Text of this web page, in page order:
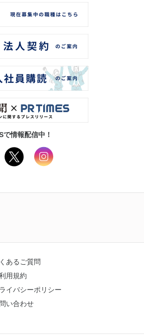
で情報配信中！
あるご質問
用規約
イバシーポリシー
い合わせ